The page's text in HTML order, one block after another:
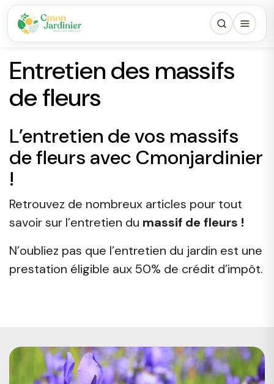
Entretien des massifs
de fleurs
L’entretien de vos massifs
de fleurs avec Cmonjardinier
!
Retrouvez de nombreux articles pour tout
savoir sur l’entretien du massif de fleurs !
N’oubliez pas que l’entretien du jardin est une
prestation éligible aux 50% de crédit d’impôt.